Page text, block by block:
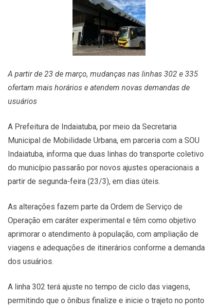
A partir de 23 de março, mudanças nas linhas 302 e 335
ofertam mais horários e atendem novas demandas de
usuários
A Prefeitura de Indaiatuba, por meio da Secretaria
Municipal de Mobilidade Urbana, em parceria com a SOU
Indaiatuba, informa que duas linhas do transporte coletivo
do município passarão por novos ajustes operacionais a
partir de segunda-feira (23/3), em dias úteis.
As alterações fazem parte da Ordem de Serviço de
Operação em caráter experimental e têm como objetivo
aprimorar o atendimento à população, com ampliação de
viagens e adequações de itinerários conforme a demanda
dos usuários.
A linha 302 terá ajuste no tempo de ciclo das viagens,
permitindo que o ônibus finalize e inicie o trajeto no ponto